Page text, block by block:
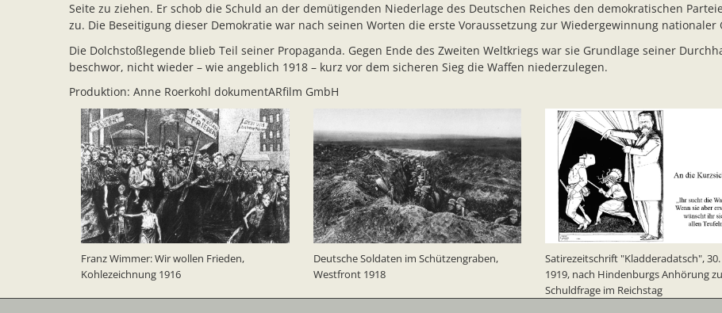
Seite zu ziehen. Er schob die Schuld an der demütigenden Niederlage des Deutschen Reiches den demokratischen
zu. Die Beseitigung dieser Demokratie war nach seinen Worten die erste Voraussetzung zur Wiedergewinnung nationaler
Die Dolchstoßlegende blieb Teil seiner Propaganda. Gegen Ende des Zweiten Weltkriegs war sie Grundlage seiner
beschwor, nicht wieder – wie angeblich 1918 – kurz vor dem sicheren Sieg die Waffen niederzulegen.
Produktion: Anne Roerkohl dokumentARfilm GmbH
Franz Wimmer: Wir wollen Frieden,
Kohlezeichnung 1916
Deutsche Soldaten im Schützengraben,
Westfront 1918
Satirezeitschrift "Kladderadatsch",
1919, nach Hindenburgs Anhörung
Schuldfrage im Reichstag